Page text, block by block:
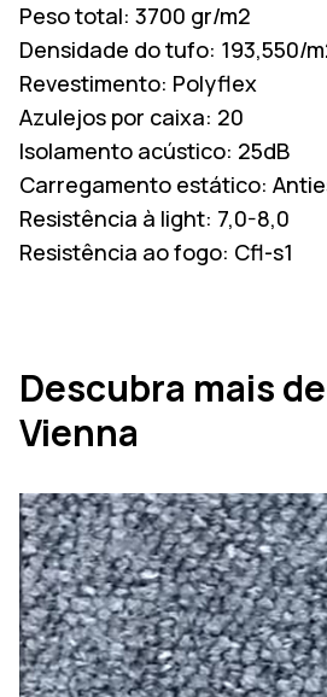
Peso total: 3700 gr/m2
Densidade do tufo: 193,550/
Revestimento: Polyflex
Azulejos por caixa: 20
Isolamento acústico: 25dB
Carregamento estático:
Resistência à light: 7,0-8,0
Resistência ao fogo: Cfl-s1
Descubra mais de
Vienna